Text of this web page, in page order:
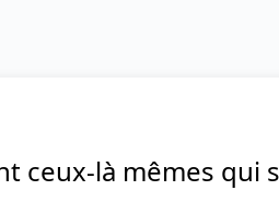
ceux-là mêmes qui